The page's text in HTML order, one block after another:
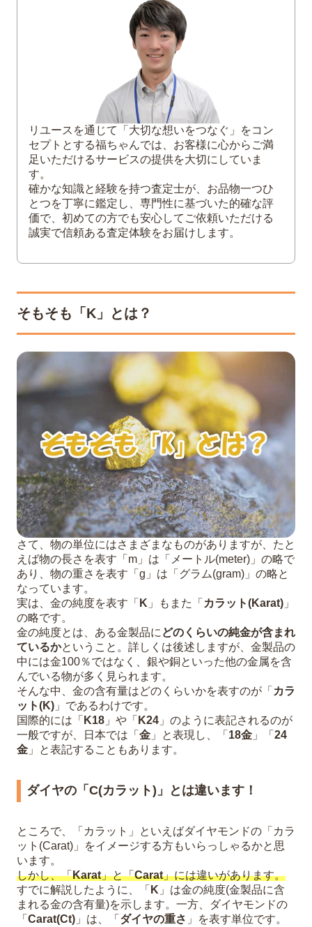
「ピンクゴールド」「ホワイトゴール
ド」も人気！
「24分率」について
「K24＝金100％」の理由とは？
金の純度をチェックする方法
リユースを通じて「大切な想いをつなぐ」をコン
セプトとする福ちゃんでは、お客様に心からご満
足いただけるサービスの提供を大切にしていま
す。
確かな知識と経験を持つ査定士が、お品物一つひ
とつを丁寧に鑑定し、専門性に基づいた的確な評
価で、初めての方でも安心してご依頼いただける
誠実で信頼ある査定体験をお届けします。
そもそも「K」とは？
さて、物の単位にはさまざまなものがありますが、たと
えば物の長さを表す「m」は「メートル(meter)」の略で
あり、物の重さを表す「g」は「グラム(gram)」の略と
なっています。
実は、金の純度を表す「 K 」もまた「 カラット(Karat) 」
の略です。
金の純度とは、ある金製品に どのくらいの純金が含まれ
ているかということ。詳しくは後述しますが、金製品の
中には金100％ではなく、銀や銅といった他の金属を含
んでいる物が多く見られます。
そんな中、金の含有量はどのくらいかを表すのが「 カラ
ット(K) 」であるわけです。
国際的には「 K18 」や「 K24 」のように表記されるのが
一般ですが、日本では「 金 」と表現し、「 18金 」「 24
金 」と表記することもあります。
ダイヤの「C(カラット)」とは違います！
ところで、「カラット」といえばダイヤモンドの「カラ
ット(Carat)」をイメージする方もいらっしゃるかと思
います。
しかし、「Karat」と「Carat」には違いがあります。
すでに解説したように、「 K 」は金の純度(金製品に含
まれる金の含有量)を示します。一方、ダイヤモンドの
「 Carat(Ct) 」は、「 ダイヤの重さ 」を表す単位です。